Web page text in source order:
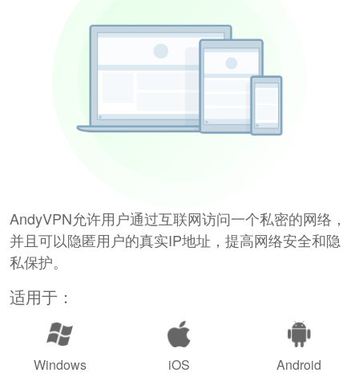
AndyVPN允许用户通过互联网访问一个私密的网络，
并且可以隐匿用户的真实IP地址，提高网络安全和隐
私保护。
适用于：
Windows iOS Android